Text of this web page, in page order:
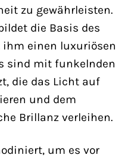
zu gewährleisten.
die Basis des
einen luxuriösen
sind mit funkelnden
die das Licht auf
und dem
Brillanz verleihen.
um es vor